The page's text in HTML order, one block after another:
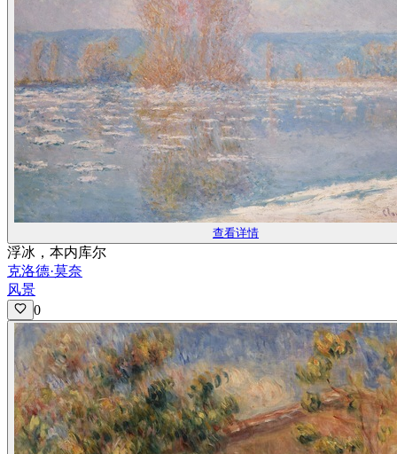
查看详情
浮冰，本内库尔
克洛德·莫奈
风景
0